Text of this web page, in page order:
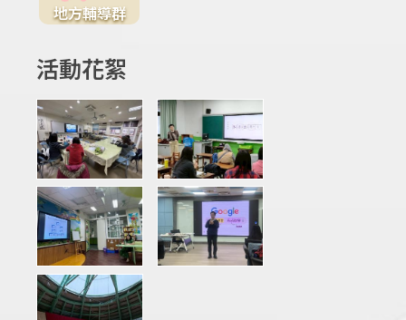
地方輔導群
活動花絮